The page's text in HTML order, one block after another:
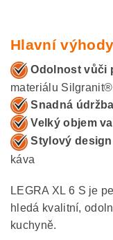
Hlavní
Odolnost vůči
materiálu Silgranit®
Snadná údržba
Velký objem
Stylový design
káva
LEGRA XL 6 S je
hledá kvalitní,
kuchyně.